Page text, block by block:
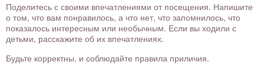
Поделитесь с своими впечатлениями от посещения. Напишите
о том, что вам понравилось, а что нет, что запомнилось, что
показалось интересным или необычным. Если вы ходили с
детьми, расскажите об их впечатлениях.
Будьте корректны, и соблюдайте правила приличия.